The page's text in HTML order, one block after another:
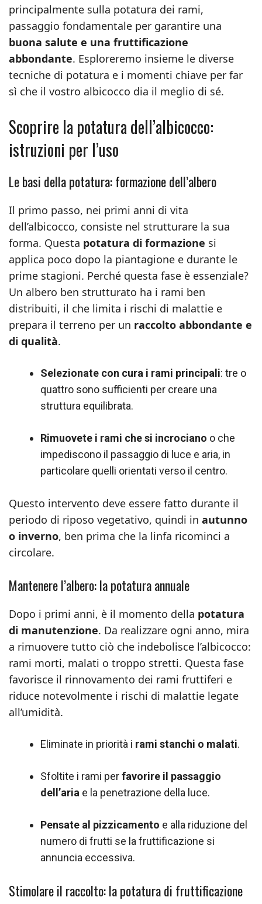
principalmente sulla potatura dei rami,
passaggio fondamentale per garantire una
buona salute e una fruttificazione
abbondante. Esploreremo insieme le diverse
tecniche di potatura e i momenti chiave per far
sì che il vostro albicocco dia il meglio di sé.
Scoprire la potatura dell’albicocco:
istruzioni per l’uso
Le basi della potatura: formazione dell’albero
Il primo passo, nei primi anni di vita
dell’albicocco, consiste nel strutturare la sua
forma. Questa potatura di formazione si
applica poco dopo la piantagione e durante le
prime stagioni. Perché questa fase è essenziale?
Un albero ben strutturato ha i rami ben
distribuiti, il che limita i rischi di malattie e
prepara il terreno per un raccolto abbondante e
di qualità.
Selezionate con cura i rami principali: tre o
quattro sono sufficienti per creare una
struttura equilibrata.
Rimuovete i rami che si incrociano o che
impediscono il passaggio di luce e aria, in
particolare quelli orientati verso il centro.
Questo intervento deve essere fatto durante il
periodo di riposo vegetativo, quindi in autunno
o inverno, ben prima che la linfa ricominci a
circolare.
Mantenere l’albero: la potatura annuale
Dopo i primi anni, è il momento della potatura
di manutenzione. Da realizzare ogni anno, mira
a rimuovere tutto ciò che indebolisce l’albicocco:
rami morti, malati o troppo stretti. Questa fase
favorisce il rinnovamento dei rami fruttiferi e
riduce notevolmente i rischi di malattie legate
all’umidità.
Eliminate in priorità i rami stanchi o malati.
Sfoltite i rami perfavorire il passaggio
dell’aria e la penetrazione della luce.
Pensate al pizzicamento e alla riduzione del
numero di frutti se la fruttificazione si
annuncia eccessiva.
Stimolare il raccolto: la potatura di fruttificazione